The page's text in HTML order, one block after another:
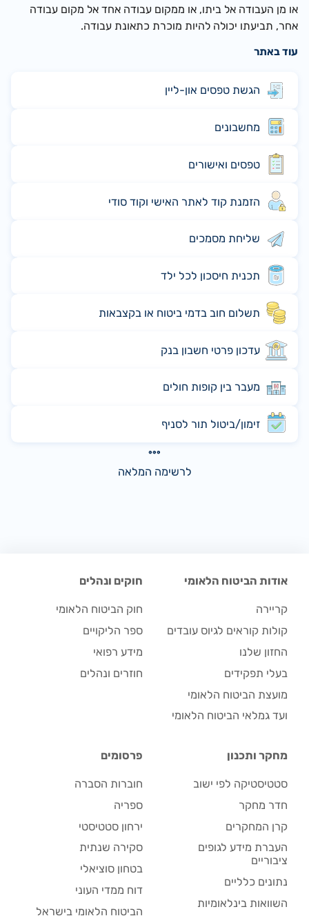
או מן העבודה אל ביתו, או ממקום עבודה אחד אל מקום עבודה
אחר, תביעתו יכולה להיות מוכרת כתאונת עבודה.
עוד באתר
הגשת טפסים און-ליין
מחשבונים
טפסים ואישורים
הזמנת קוד לאתר האישי וקוד סודי
שליחת מסמכים
תכנית חיסכון לכל ילד
תשלום חוב בדמי ביטוח או בקצבאות
עדכון פרטי חשבון בנק
מעבר בין קופות חולים
זימון/ביטול תור לסניף
לרשימה המלאה
אודות הביטוח הלאומי
קריירה
קולות קוראים לגיוס עובדים
החזון שלנו
בעלי תפקידים
מועצת הביטוח הלאומי
ועד גמלאי הביטוח הלאומי
חוקים ונהלים
חוק הביטוח הלאומי
ספר הליקויים
מידע רפואי
חוזרים ונהלים
מחקר ותכנון
סטטיסטיקה לפי ישוב
חדר מחקר
קרן המחקרים
העברת מידע לגופים
ציבוריים
נתונים כלליים
השוואות בינלאומיות
פרסומים
חוברות הסברה
ספריה
ירחון סטטיסטי
סקירה שנתית
בטחון סוציאלי
דוח ממדי העוני
הביטוח הלאומי בישראל